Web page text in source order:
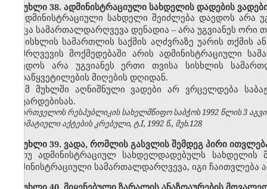
მუხლი 38. ადმინისტრაციული სახდელის დადების
ადმინისტრაციული სახდელი შეიძლება დაედოს
როცა სამართალდარღვევა დენადია –არა უგვიანეს ორი
სისხლის სამართლის საქმის აღძვრაზე უარის თქმის
დამრღვევის მოქმედებაში არის ადმინისტრაციული
დაედოს არა უგვიანეს ერთი თვისა სისხლის
გადაწყვეტილების მიღების დღიდან.
ამ მუხლში აღნიშნული ვადები არ ვრცელდება
შეფარდებისას.
საქართველოს რესპუბლიკის სახელმწიფო საბჭოს 1992 წლის 3
ნორმატიული აქტების კრებული, ტ.I, 1992 წ., მუხ.128
მუხლი 39. ვადა, რომლის გასვლის შემდეგ პირი
თუ ადმინისტრაციულ სახდელდადებულს
ადმინისტრაციული სამართალდარღვევა, იგი